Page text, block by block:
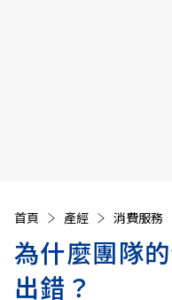
首頁 產經 消費服務
為什麼團隊
出錯？